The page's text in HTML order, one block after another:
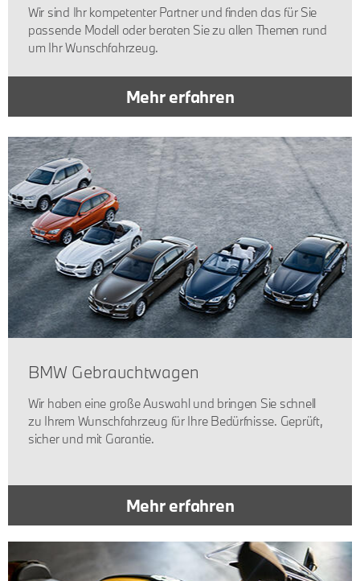
Wir sind Ihr kompetenter Partner und finden das für Sie
passende Modell oder beraten Sie zu allen Themen rund
um Ihr Wunschfahrzeug.
Mehr erfahren
BMW Gebrauchtwagen
Wir haben eine große Auswahl und bringen Sie schnell
zu Ihrem Wunschfahrzeug für Ihre Bedürfnisse. Geprüft,
sicher und mit Garantie.
Mehr erfahren